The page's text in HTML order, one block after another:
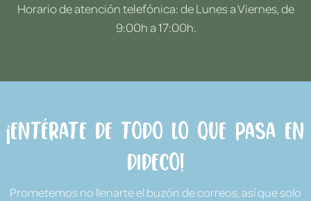
Horario de atención telefónica: de Lunes a Viernes, de
9:00h a 17:00h.
¡Entérate de todo lo que pasa en
Dideco!
Prometemos no llenarte el buzón de correos, así que solo